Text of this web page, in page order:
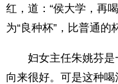
红，道：“侯大学，再
为“良种杯”，比普通的
妇女主任朱姚芬是
向来很好。可是这种